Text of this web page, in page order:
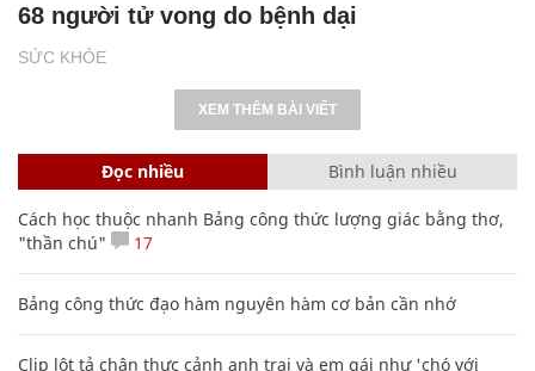
SỨC KHỎE
68 người tử vong do bệnh dại
XEM THÊM BÀI VIẾT
Đọc nhiều Bình luận nhiều
Cách học thuộc nhanh Bảng công thức lượng giác bằng thơ,
"thần chú"
17
Bảng công thức đạo hàm nguyên hàm cơ bản cần nhớ
Clip lột tả chân thực cảnh anh trai và em gái như 'chó với